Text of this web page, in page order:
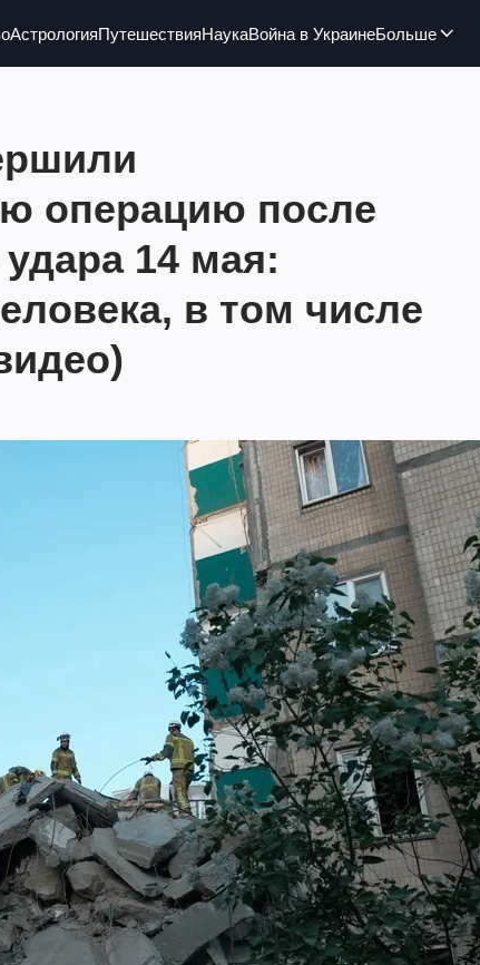
АстрологияПутешествияНаукаВойна в УкраинеБольше
операцию после
14 мая:
в том числе